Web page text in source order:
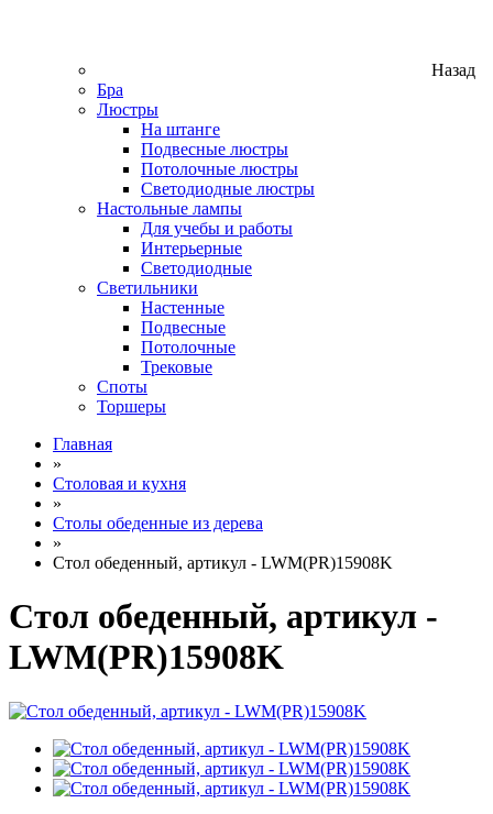
Назад
Бра
Люстры
На штанге
Подвесные люстры
Потолочные люстры
Светодиодные люстры
Настольные лампы
Для учебы и работы
Интерьерные
Светодиодные
Светильники
Настенные
Подвесные
Потолочные
Трековые
Споты
Торшеры
Главная
»
Столовая и кухня
»
Столы обеденные из дерева
»
Стол обеденный, артикул - LWM(PR)15908K
Стол обеденный, артикул -
LWM(PR)15908K